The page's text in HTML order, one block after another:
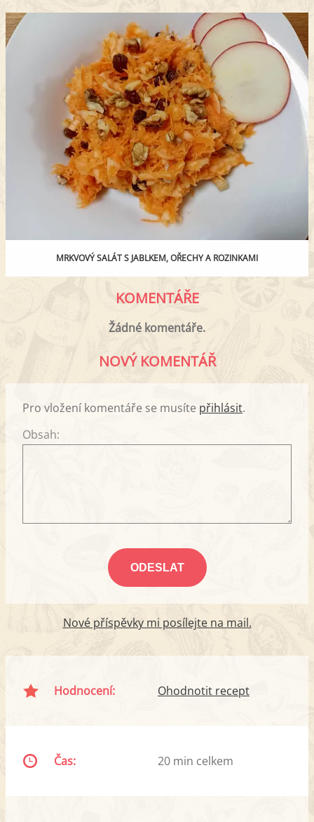
MRKVOVÝ SALÁT S JABLKEM, OŘECHY A ROZINKAMI
KOMENTÁŘE
Žádné komentáře.
NOVÝ KOMENTÁŘ
Pro vložení komentáře se musíte přihlásit.
Obsah:
Nové příspěvky mi posílejte na mail.
Hodnocení: Ohodnotit recept
Čas: 20 min celkem